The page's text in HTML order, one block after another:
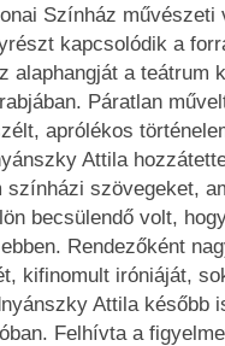
Színház
kapcsolódik a
alaphangját a teátrum
Páratlan
aprólékos
Attila
színházi szövegeket,
becsülendő volt,
Rendezőként
kifinomult iróniáját,
Attila később
Felhívta a